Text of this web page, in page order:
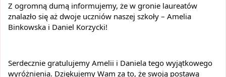
Z ogromną dumą informujemy, że w gronie laureatów
znalazło się aż dwoje uczniów naszej szkoły – Amelia
Binkowska i Daniel Korzycki!
Serdecznie gratulujemy Amelii i Daniela tego wyjątkowego
wyróżnienia. Dziękujemy Wam za to, że swoją postawą